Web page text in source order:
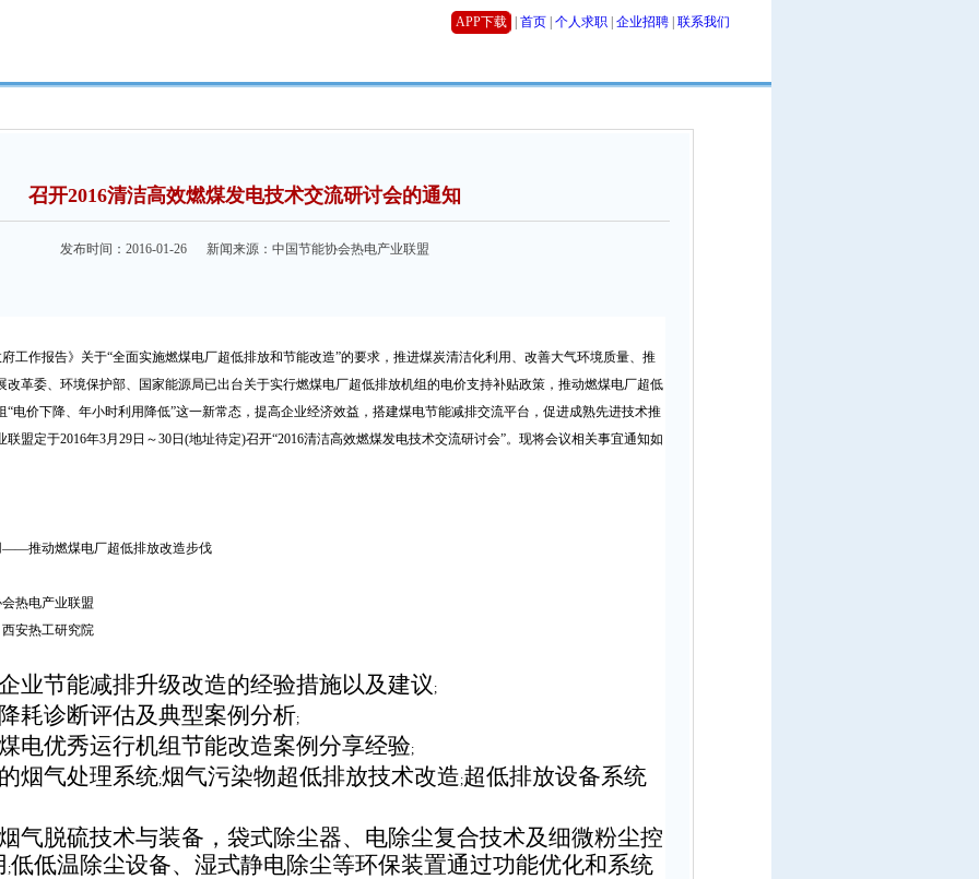
APP下载 首页 个人求职 企业招聘 联系我们
召开2016清洁高效燃煤发电技术交流研讨会的通知
发布时间：2016-01-26 新闻来源：中国节能协会热电产业联盟
工作报告》关于“全面实施燃煤电厂超低排放和节能改造”的要求，推进煤炭清洁化利用、改善大气环境质量、推
改革委、环境保护部、国家能源局已出台关于实行燃煤电厂超低排放机组的电价支持补贴政策，推动燃煤电厂超低
“电价下降、年小时利用降低”这一新常态，提高企业经济效益，搭建煤电节能减排交流平台，促进成熟先进技术推
联盟定于2016年3月 29日～30日 (地址待定)召开“2016清洁高效燃煤发电技术交流研讨会”。现将会议相关事宜通知如
——推动燃煤电厂超低排放改造步伐
热电产业联盟
安热工研究院
业节能减排升级改造的经验措施以及建议 ;
耗诊断评估及典型案例分析;
电优秀运行机组节能改造案例分享经验;
烟气处理系统;烟气污染物超低排放技术改造;超低排放设备系统
气脱硫技术与装备，袋式除尘器、电除尘复合技术及细微粉尘控
;低低温除尘设备、湿式静电除尘等环保装置通过功能优化和系统